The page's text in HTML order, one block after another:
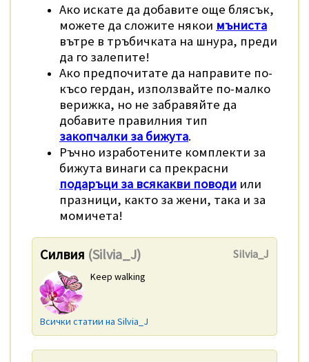
Ако искате да добавите още блясък,
можете да сложите някои мъниста
вътре в тръбичката на шнура, преди
да го залепите!
Ако предпочитате да направите по-
късо гердан, използвайте по-малко
верижка, но не забравяйте да
добавите правилния тип
закопчалки за бижута.
Ръчно изработените комплекти за
бижута винаги са прекрасни
подаръци за всякакви поводи или
празници, както за жени, така и за
момичета!
Силвия (Silvia_J) Silvia_J
Keep walking
Всички статии на Silvia_J